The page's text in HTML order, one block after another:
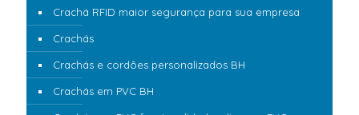
Crachá RFID maior segurança para sua empresa
Crachás
Crachás e cordões personalizados BH
Crachás em PVC BH